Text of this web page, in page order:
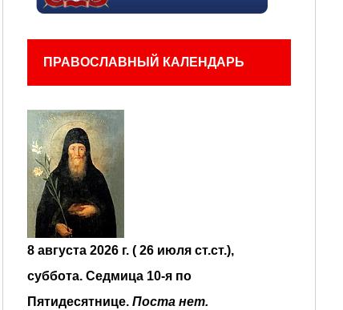
ПРАВОСЛАВНЫЙ КАЛЕНДАРЬ
8 августа 2026 г. ( 26 июля ст.ст.),
суббота. Седмица 10-я по
Пятидесятнице. Поста нет.